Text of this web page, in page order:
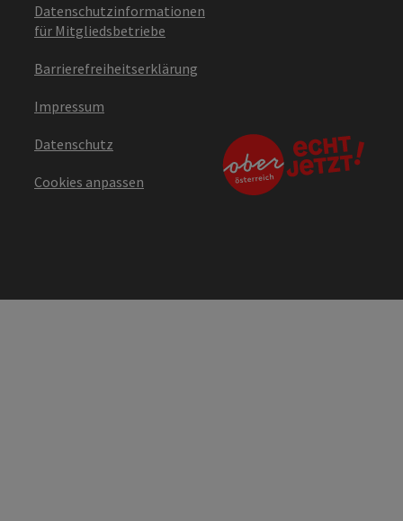
Datenschutzinformationen
für Mitgliedsbetriebe
Barrierefreiheitserklärung
Impressum
Datenschutz
Cookies anpassen